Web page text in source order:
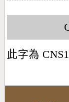
此字為